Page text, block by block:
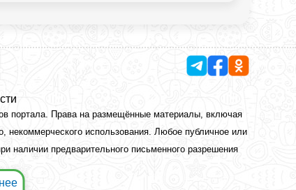
портала. Права на размещённые материалы, включая
некоммерческого использования. Любое публичное или
наличии предварительного письменного разрешения